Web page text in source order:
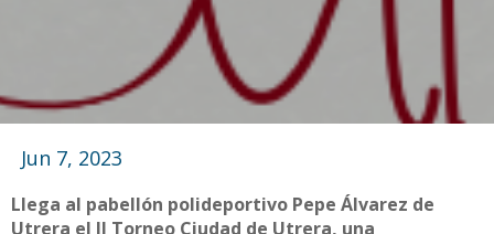
Jun 7, 2023
Llega al pabellón polideportivo Pepe Álvarez de
Utrera el II Torneo Ciudad de Utrera, una